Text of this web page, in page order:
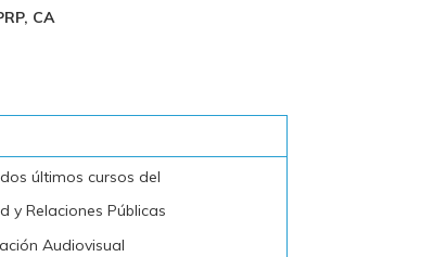
CA
últimos cursos del
y Relaciones Públicas
Audiovisual